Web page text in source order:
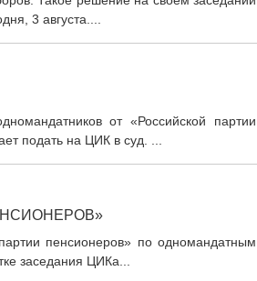
3 августа....
от «Российской партии
подать на ЦИК в суд. ...
пенсионеров» по одномандатным
заседания ЦИКа...